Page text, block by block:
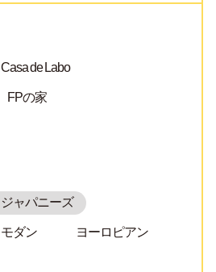
Casa de Labo
FPの家
ジャパニーズ
モダン ヨーロピアン